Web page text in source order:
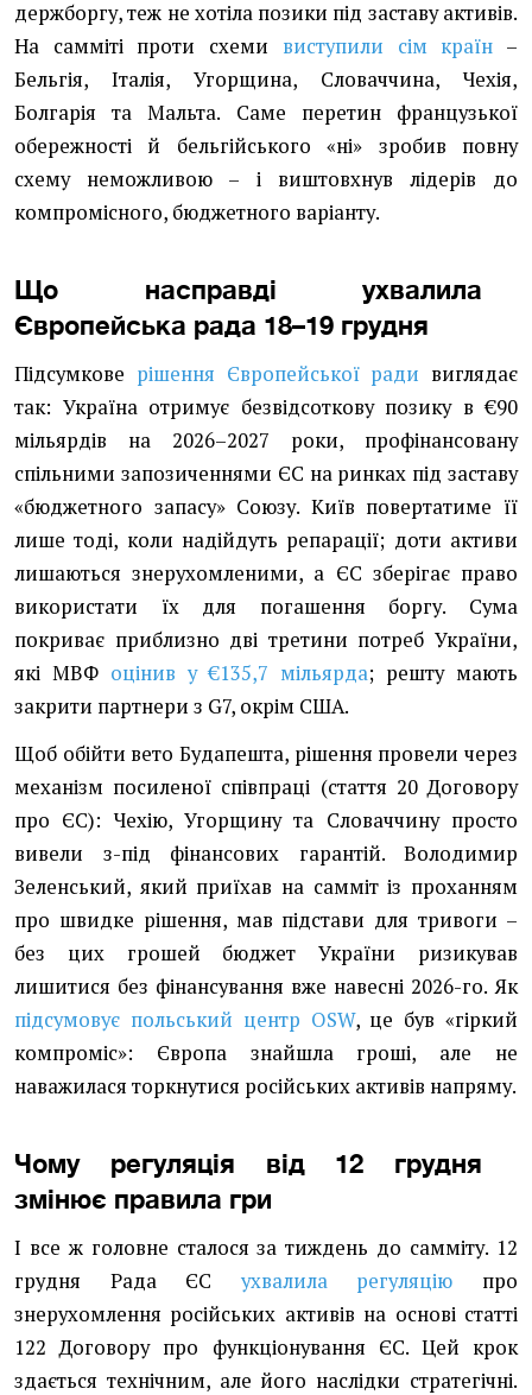
держборгу, теж не хотіла позики під заставу активів.
На самміті проти схеми виступили сім країн –
Бельгія, Італія, Угорщина, Словаччина, Чехія,
Болгарія та Мальта. Саме перетин французької
обережності й бельгійського «ні» зробив повну
схему неможливою – і виштовхнув лідерів до
компромісного, бюджетного варіанту.
Що насправді ухвалила
Європейська рада 18–19 грудня
Підсумкове рішення Європейської ради виглядає
так: Україна отримує безвідсоткову позику в €90
мільярдів на 2026–2027 роки, профінансовану
спільними запозиченнями ЄС на ринках під заставу
«бюджетного запасу» Союзу. Київ повертатиме її
лише тоді, коли надійдуть репарації; доти активи
лишаються знерухомленими, а ЄС зберігає право
використати їх для погашення боргу. Сума
покриває приблизно дві третини потреб України,
які МВФ оцінив у €135,7 мільярда; решту мають
закрити партнери з G7, окрім США.
Щоб обійти вето Будапешта, рішення провели через
механізм посиленої співпраці (стаття 20 Договору
про ЄС): Чехію, Угорщину та Словаччину просто
вивели з-під фінансових гарантій. Володимир
Зеленський, який приїхав на самміт із проханням
про швидке рішення, мав підстави для тривоги –
без цих грошей бюджет України ризикував
лишитися без фінансування вже навесні 2026-го. Як
підсумовує польський центр OSW, це був «гіркий
компроміс»: Європа знайшла гроші, але не
наважилася торкнутися російських активів напряму.
Чому регуляція від 12 грудня
змінює правила гри
І все ж головне сталося за тиждень до самміту. 12
грудня Рада ЄС ухвалила регуляцію про
знерухомлення російських активів на основі статті
122 Договору про функціонування ЄС. Цей крок
здається технічним, але його наслідки стратегічні.